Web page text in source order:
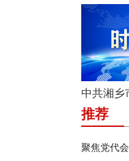
推荐
聚焦党代